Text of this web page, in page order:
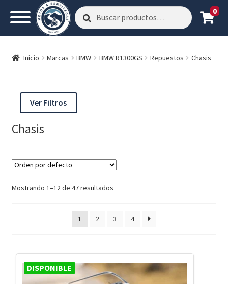
Buscar
por:
Buscar 0
Inicio Marcas BMW BMW R1300GS Repuestos Chasis
Ver Filtros
Chasis
Mostrando 1–12 de 47 resultados
1 2 3 4
DISPONIBLE